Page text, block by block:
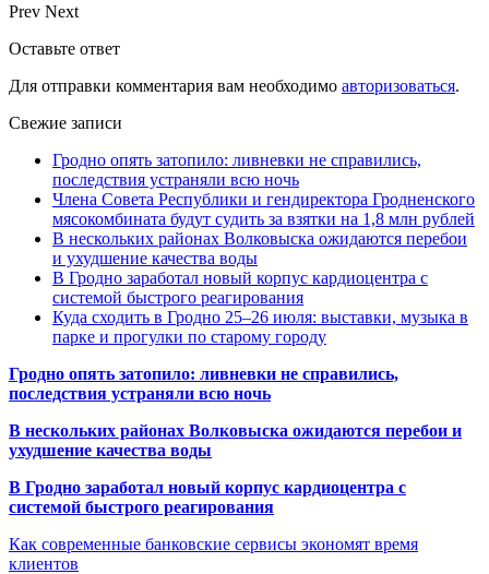
Prev Next
Оставьте ответ
Для отправки комментария вам необходимо авторизоваться.
Свежие записи
Гродно опять затопило: ливневки не справились,
последствия устраняли всю ночь
Члена Совета Республики и гендиректора Гродненского
мясокомбината будут судить за взятки на 1,8 млн рублей
В нескольких районах Волковыска ожидаются перебои
и ухудшение качества воды
В Гродно заработал новый корпус кардиоцентра с
системой быстрого реагирования
Куда сходить в Гродно 25–26 июля: выставки, музыка в
парке и прогулки по старому городу
Гродно опять затопило: ливневки не справились,
последствия устраняли всю ночь
В нескольких районах Волковыска ожидаются перебои и
ухудшение качества воды
В Гродно заработал новый корпус кардиоцентра с
системой быстрого реагирования
Как современные банковские сервисы экономят время
клиентов